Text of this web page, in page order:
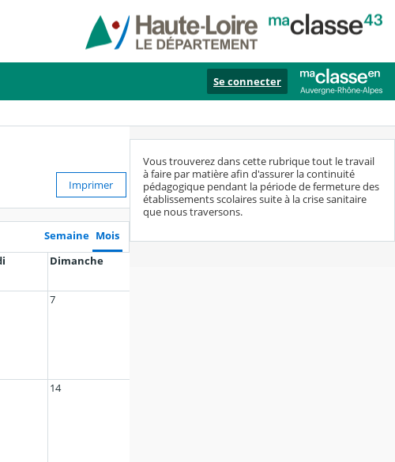
Se connecter
Imprimer
Semaine Mois
Dimanche
7
14
Vous trouverez dans cette rubrique tout le travail
à faire par matière afin d'assurer la continuité
pédagogique pendant la période de fermeture des
établissements scolaires suite à la crise sanitaire
que nous traversons.